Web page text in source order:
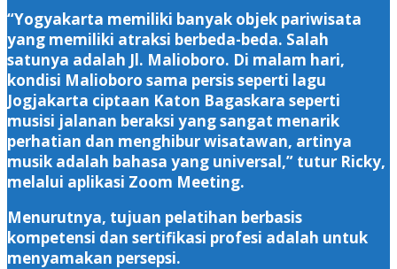
“Yogyakarta memiliki banyak objek pariwisata
yang memiliki atraksi berbeda-beda. Salah
satunya adalah Jl. Malioboro. Di malam hari,
kondisi Malioboro sama persis seperti lagu
Jogjakarta ciptaan Katon Bagaskara seperti
musisi jalanan beraksi yang sangat menarik
perhatian dan menghibur wisatawan, artinya
musik adalah bahasa yang universal,” tutur Ricky,
melalui aplikasi Zoom Meeting.
Menurutnya, tujuan pelatihan berbasis
kompetensi dan sertifikasi profesi adalah untuk
menyamakan persepsi.